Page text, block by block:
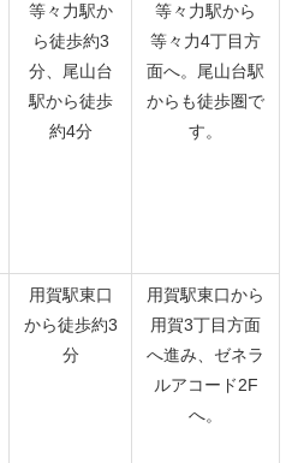
等々力駅か
ら徒歩約3
分、尾山台
駅から徒歩
約4分
等々力駅から
等々力4丁目方
面へ。尾山台駅
からも徒歩圏で
す。
用賀駅東口
から徒歩約3
分
用賀駅東口から
用賀3丁目方面
へ進み、ゼネラ
ルアコード2F
へ。